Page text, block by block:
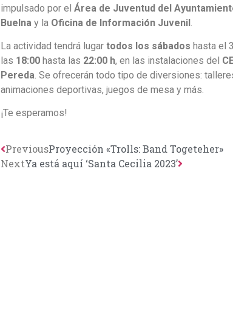
impulsado por el Área de Juventud del
Buelna y la Oficina de Información Juvenil
La actividad tendrá lugar todos los sábados hasta el
las 18:00 hasta las 22:00 h, en las instalaciones del
Pereda. Se ofrecerán todo tipo de diversiones:
animaciones deportivas, juegos de mesa y más.
¡Te esperamos!
PreviousProyección «Trolls: Band Togeteher»
NextYa está aquí ‘Santa Cecilia 2023’